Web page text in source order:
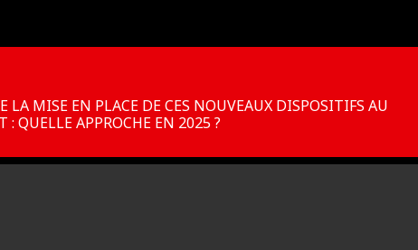
MISE EN PLACE DE CES NOUVEAUX DISPOSITIFS AU
QUELLE APPROCHE EN 2025 ?